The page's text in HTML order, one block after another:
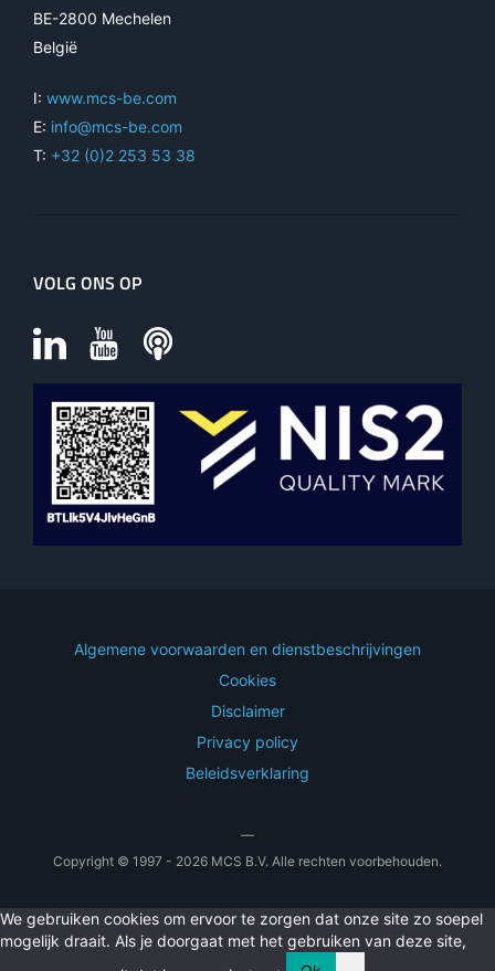
BE-2800 Mechelen
België
I: www.mcs-be.com
E: info@mcs-be.com
T: +32 (0)2 253 53 38
VOLG ONS OP
Algemene voorwaarden en dienstbeschrijvingen
Cookies
Disclaimer
Privacy policy
Beleidsverklaring
—
Copyright © 1997 - 2026 MCS B.V. Alle rechten voorbehouden.
We gebruiken cookies om ervoor te zorgen dat onze site zo soepel
mogelijk draait. Als je doorgaat met het gebruiken van deze site,